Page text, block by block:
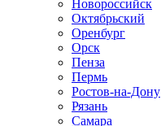
Новороссийск
Октябрьский
Оренбург
Орск
Пенза
Пермь
Ростов-на-Дону
Рязань
Самара